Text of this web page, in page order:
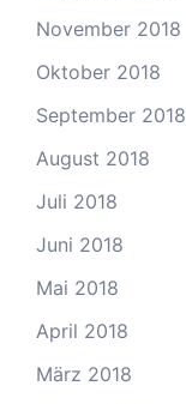
November 2018
Oktober 2018
September 2018
August 2018
Juli 2018
Juni 2018
Mai 2018
April 2018
März 2018